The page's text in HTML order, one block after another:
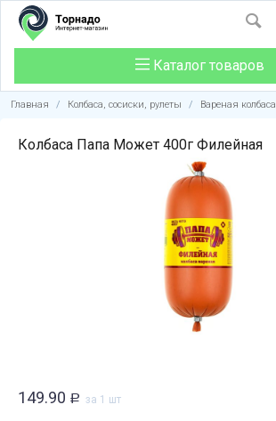
Каталог товаров
Главная / Колбаса, сосиски, рулеты / Вареная колбаса
Колбаса Папа Может 400г Филейная
149.90 Р за 1 шт